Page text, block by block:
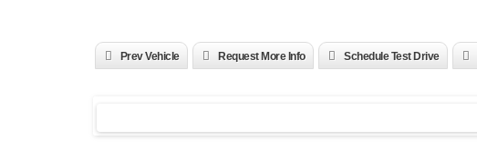
Prev Vehicle Request More Info Schedule Test Drive